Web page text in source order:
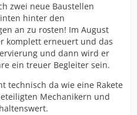
zwei neue Baustellen
hinter den
an zu rosten! Im August
komplett erneuert und das
und dann wird er
ein treuer Begleiter sein.
technisch da wie eine Rakete
Mechanikern und